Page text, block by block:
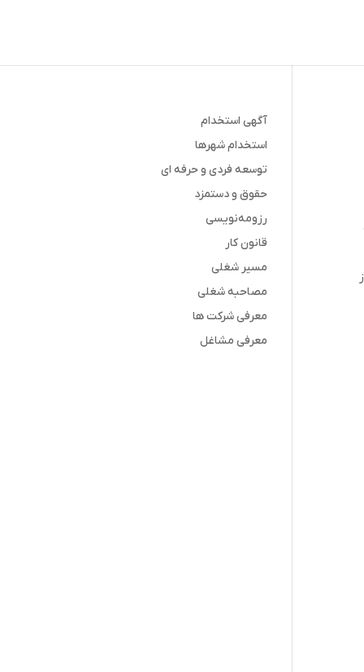
آگهی استخدام
استخدام شهرها
توسعه فردی و حرفه ای
حقوق و دستمزد
رزومه‌نویسی
قانون کار
مسیر شغلی
مصاحبه شغلی
معرفی شرکت ها
معرفی مشاغل